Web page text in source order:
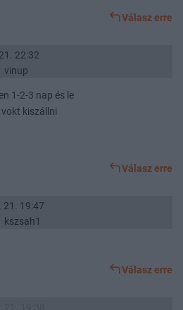
Válasz erre
22:32
vinup
1-2-3 nap és le
kiszállni
Válasz erre
21. 19:47
kszsah1
Válasz erre